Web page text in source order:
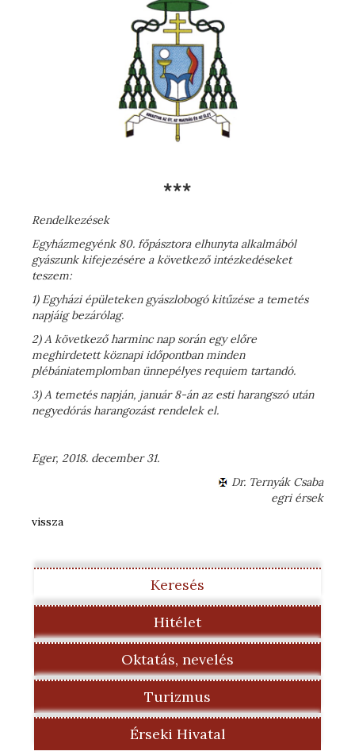
***
Rendelkezések
Egyházmegyénk 80. főpásztora elhunyta alkalmából
gyászunk kifejezésére a következő intézkedéseket
teszem:
1) Egyházi épületeken gyászlobogó kitűzése a temetés
napjáig bezárólag.
2) A következő harminc nap során egy előre
meghirdetett köznapi időpontban minden
plébániatemplomban ünnepélyes requiem tartandó.
3) A temetés napján, január 8-án az esti harangszó után
negyedórás harangozást rendelek el.
Eger, 2018. december 31.
Dr. Ternyák Csaba
egri érsek
vissza
Keresés
Hitélet
Oktatás, nevelés
Turizmus
Érseki Hivatal